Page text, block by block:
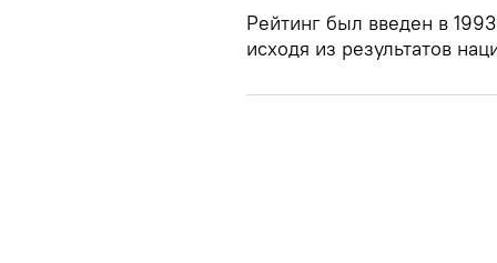
Рейтинг был введен в
исходя из результатов